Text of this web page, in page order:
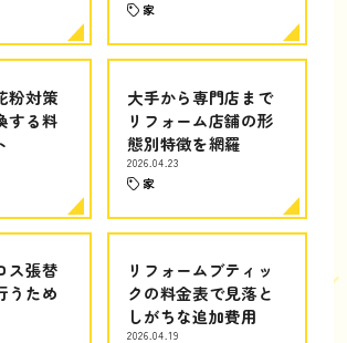
家
粉対策
する料
大手から専門店まで
リフォーム店舗の形
態別特徴を網羅
2026.04.23
家
ス張替
うため
リフォームブティッ
クの料金表で見落と
しがちな追加費用
2026.04.19